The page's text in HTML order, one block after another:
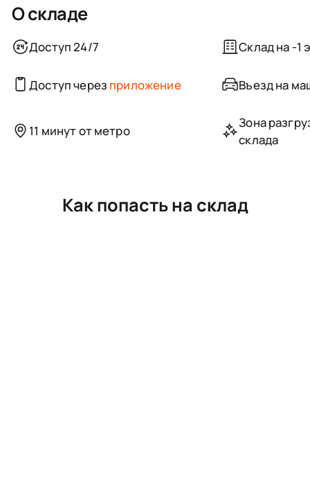
О складе
Доступ 24/7 Склад на -1
Доступ через приложение Въезд на
11 минут от метро
Зона
склада
Как попасть на склад